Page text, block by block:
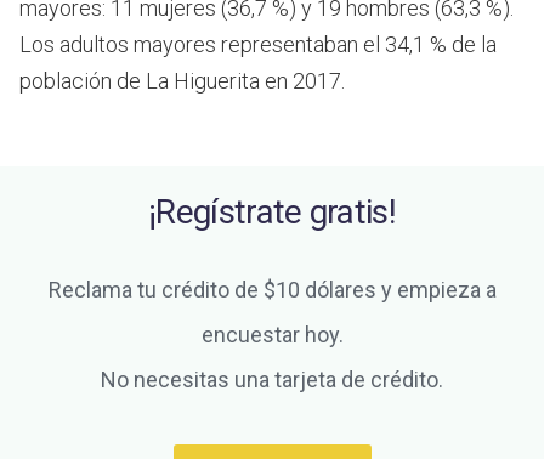
mayores: 11 mujeres (36,7 %) y 19 hombres (63,3 %).
Los adultos mayores representaban el 34,1 % de la
población de La Higuerita en 2017.
¡Regístrate gratis!
Reclama tu crédito de $10 dólares y empieza a
encuestar hoy.
No necesitas una tarjeta de crédito.